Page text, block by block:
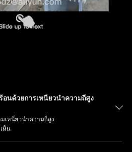
อนด้วยการเหนี่ยวนำความถี่สูง
เหนี่ยวนำความถี่สูง
ห็น